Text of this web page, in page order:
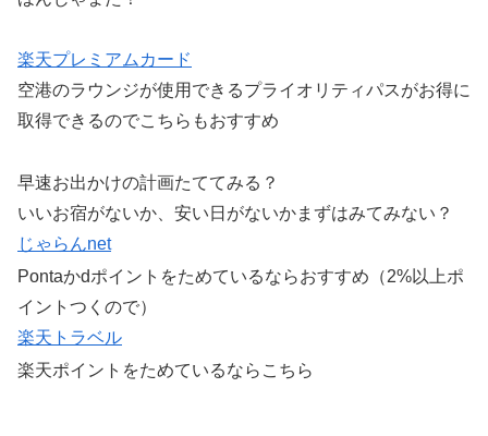
楽天プレミアムカード
空港のラウンジが使用できるプライオリティパスがお得に
取得できるのでこちらもおすすめ
早速お出かけの計画たててみる？
いいお宿がないか、安い日がないかまずはみてみない？
じゃらんnet
Pontaかdポイントをためているならおすすめ（2%以上ポ
イントつくので）
楽天トラベル
楽天ポイントをためているならこちら